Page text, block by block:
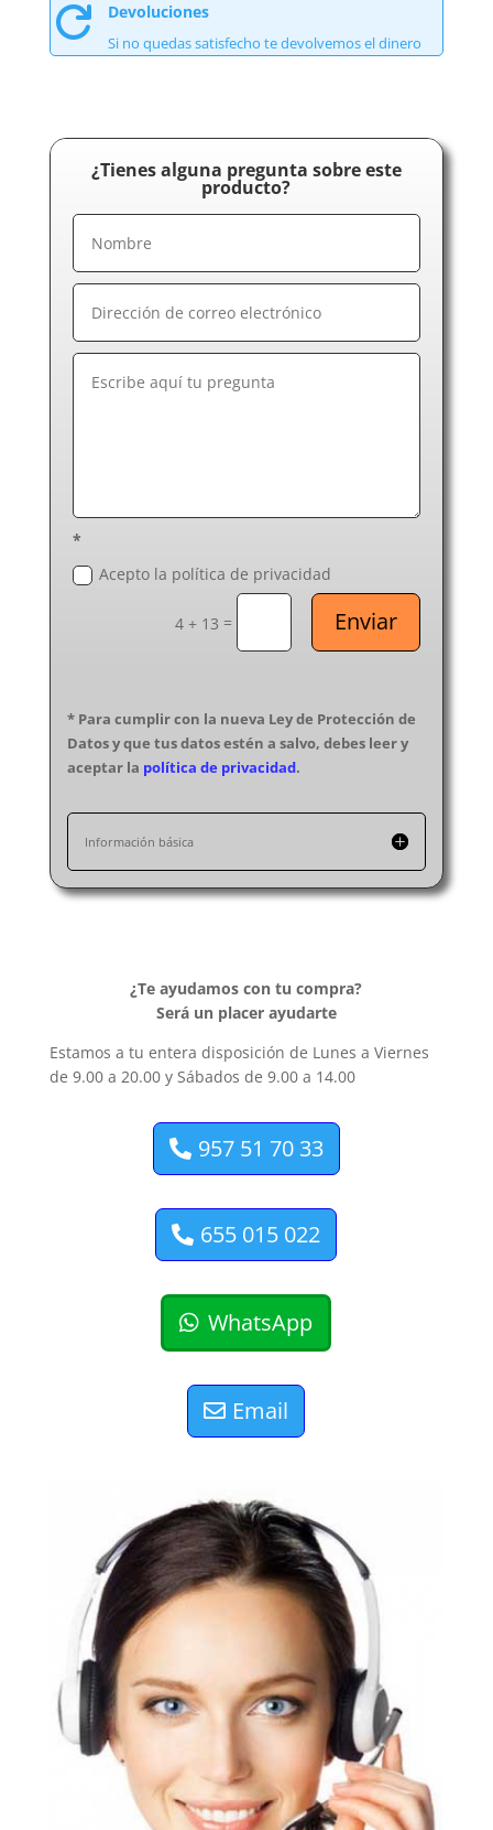
 Devoluciones
Si no quedas satisfecho te devolvemos el dinero
¿Tienes alguna pregunta sobre este
producto?
*
Acepto la política de privacidad
4 + 13 = Enviar
* Para cumplir con la nueva Ley de Protección de
Datos y que tus datos estén a salvo, debes leer y
aceptar la política de privacidad.
Información básica
¿Te ayudamos con tu compra?
Será un placer ayudarte
Estamos a tu entera disposición de Lunes a Viernes
de 9.00 a 20.00 y Sábados de 9.00 a 14.00
957 51 70 33
655 015 022
WhatsApp
Email